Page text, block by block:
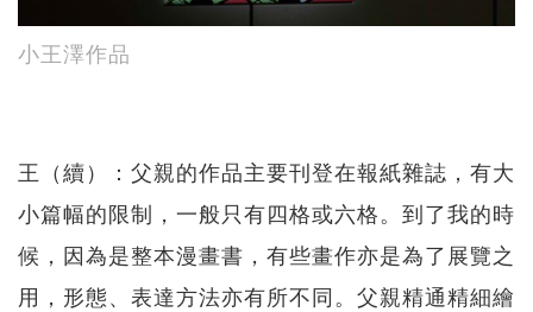
小王澤作品
王（續）：父親的作品主要刊登在報紙雜誌，有大
小篇幅的限制，一般只有四格或六格。到了我的時
候，因為是整本漫畫書，有些畫作亦是為了展覽之
用，形態、表達方法亦有所不同。父親精通精細繪